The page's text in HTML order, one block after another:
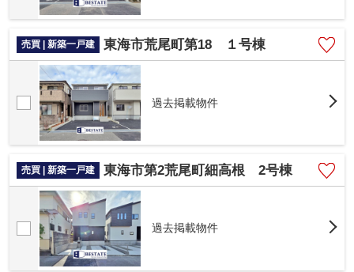
売買 | 新築一戸建 東海市荒尾町第18 １号棟
過去掲載物件
売買 | 新築一戸建 東海市第2荒尾町細高根 2号棟
過去掲載物件